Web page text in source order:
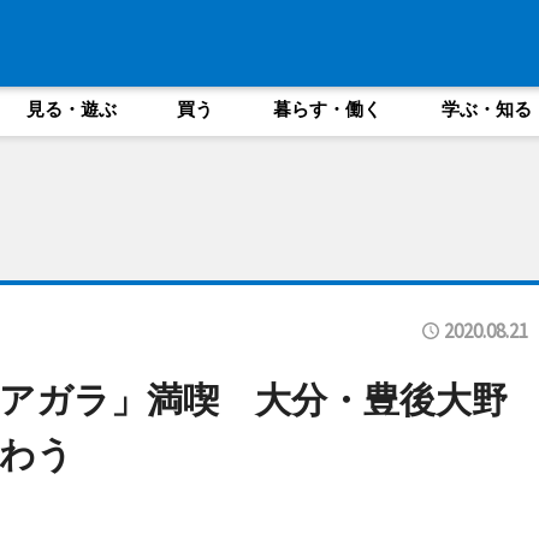
見る・遊ぶ 買う 暮らす・働く 学ぶ・知る
2020.08.21
ガラ」満喫 大分・豊後大野
う